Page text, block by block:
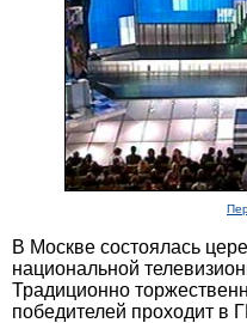
В Москве состоялась
национальной
Традиционно
победителей проходит в